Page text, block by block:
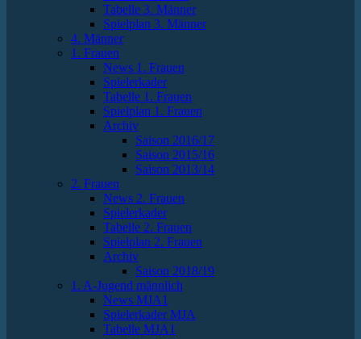
Tabelle 3. Männer
Spielplan 3. Männer
4. Männer
1. Frauen
News 1. Frauen
Spielerkader
Tabelle 1. Frauen
Spielplan 1. Frauen
Archiv
Saison 2016/17
Saison 2015/16
Saison 2013/14
2. Frauen
News 2. Frauen
Spielerkader
Tabelle 2. Frauen
Spielplan 2. Frauen
Archiv
Saison 2018/19
1. A-Jugend männlich
News MJA1
Spielerkader MJA
Tabelle MJA1